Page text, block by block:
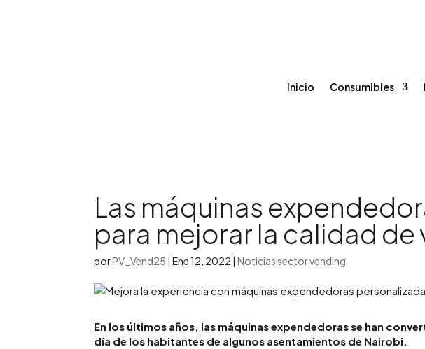
Inicio Consumibles
Las máquinas
para mejorar la calidad de
porPV_Vend25 |Ene 12, 2022 |Noticias sector vending
En los últimos años, las máquinas expendedoras se han
día de los habitantes de algunos asentamientos de Nairobi.